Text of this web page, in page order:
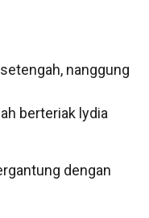
nanggung
berteriak lydia
dengan